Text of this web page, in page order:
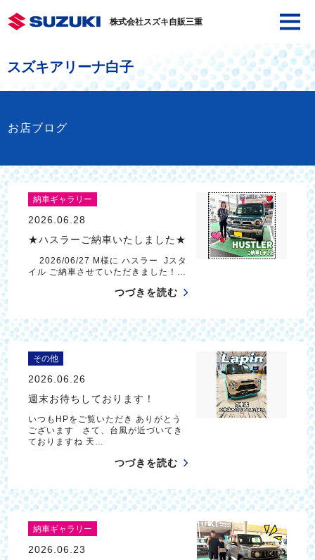
株式会社スズキ自販三重
スズキアリーナ白子
お店ブログ
納車ギャラリー
2026.06.28
★ハスラーご納車いたしました★
2026/06/27 M様に ハスラー Jスタ
イル ご納車させていただきました！…
つづきを読む
その他
2026.06.26
週末お待ちしております！
いつもHPをご覧いただき ありがとう
ございます さて、台風が近づいてき
ておりますね 天…
つづきを読む
納車ギャラリー
2026.06.23